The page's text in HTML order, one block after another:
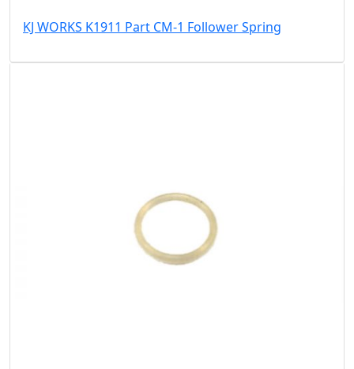
KJ WORKS K1911 Part CM-1 Follower Spring